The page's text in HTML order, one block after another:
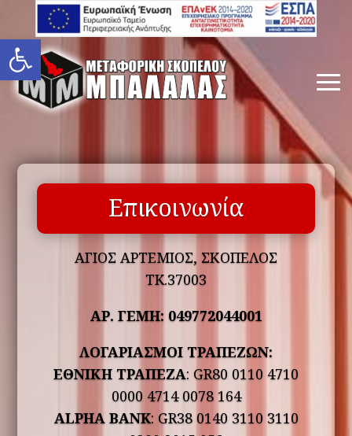
Ανοίξτε τη γραμμή εργαλείων
Επικοινωνία
ΑΓΙΟΣ ΑΡΤΕΜΙΟΣ, ΣΚΟΠΕΛΟΣ
TK.37003
ΑΡ. ΓΕΜΗ: 049772044001
ΛΟΓΑΡΙΑΣΜΟΙ ΤΡΑΠΕΖΩΝ:
ΕΘΝΙΚΗ ΤΡΑΠΕΖΑ: GR80 0110 4710
0000 4714 0078 164
ALPHA BANK: GR38 0140 3110 3110